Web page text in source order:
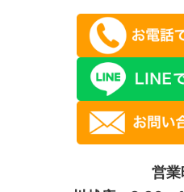
営業